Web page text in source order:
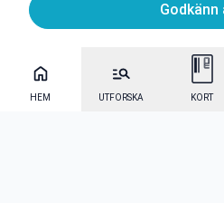
HEM UTFORSKA KORT
Godkänn